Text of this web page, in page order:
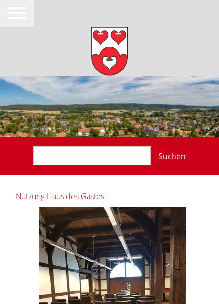
Suchen
Nutzung Haus des Gastes